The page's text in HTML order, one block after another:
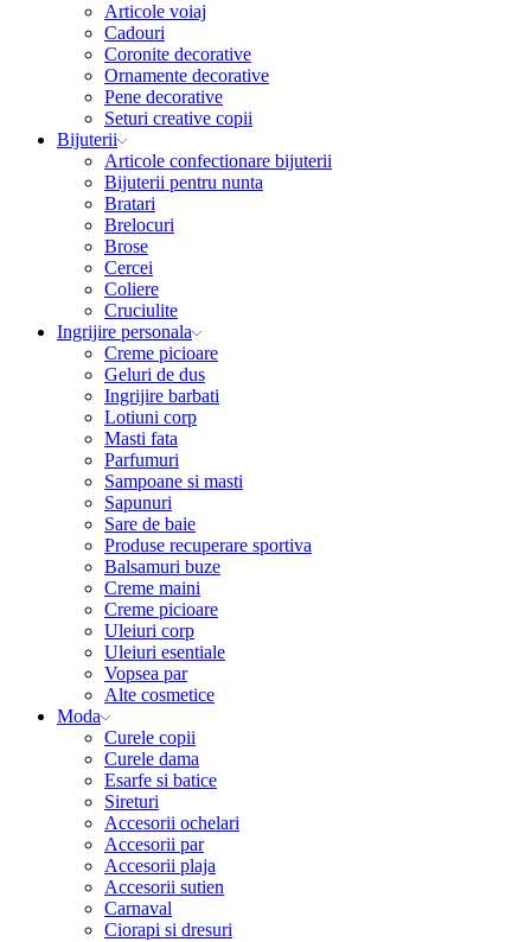
Articole voiaj
Cadouri
Coronite decorative
Ornamente decorative
Pene decorative
Seturi creative copii
Bijuterii
Articole confectionare bijuterii
Bijuterii pentru nunta
Bratari
Brelocuri
Brose
Cercei
Coliere
Cruciulite
Ingrijire personala
Creme picioare
Geluri de dus
Ingrijire barbati
Lotiuni corp
Masti fata
Parfumuri
Sampoane si masti
Sapunuri
Sare de baie
Produse recuperare sportiva
Balsamuri buze
Creme maini
Creme picioare
Uleiuri corp
Uleiuri esentiale
Vopsea par
Alte cosmetice
Moda
Curele copii
Curele dama
Esarfe si batice
Sireturi
Accesorii ochelari
Accesorii par
Accesorii plaja
Accesorii sutien
Carnaval
Ciorapi si dresuri